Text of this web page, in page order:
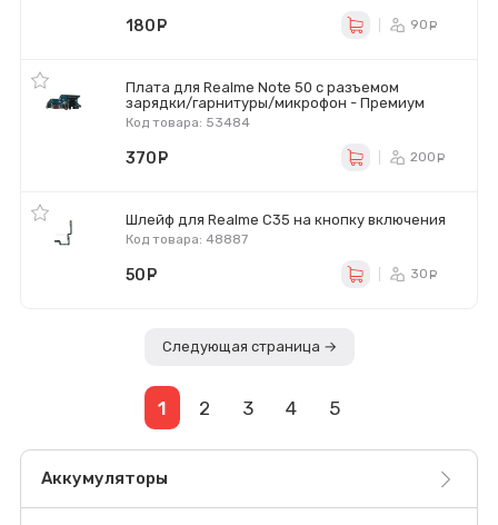
180 90
Плата для Realme Note 50 с разъемом
зарядки/гарнитуры/микрофон - Премиум
Код товара: 53484
370 200
Шлейф для Realme C35 на кнопку включения
Код товара: 48887
50 30
Следующая страница →
1 2 3 4 5
Аккумуляторы